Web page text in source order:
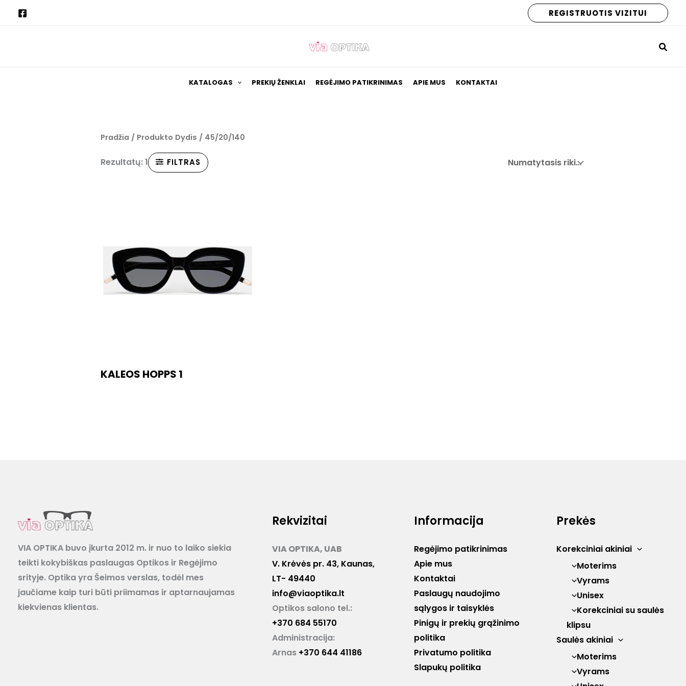
Pereiti
REGISTRUOTIS VIZITUI
KATALOGAS PREKIŲ ŽENKLAI REGĖJIMO PATIKRINIMAS APIE MUS KONTAKTAI
Pradžia / Produkto Dydis / 45/20/140
Rezultatų: 1 FILTRAS
KALEOS HOPPS 1
VIA OPTIKA buvo įkurta 2012 m. ir nuo to laiko siekia
teikti kokybiškas paslaugas Optikos ir Regėjimo
srityje. Optika yra Šeimos verslas, todėl mes
jaučiame kaip turi būti priimamas ir aptarnaujamas
kiekvienas klientas.
Rekvizitai
VIA OPTIKA, UAB
V. Krėvės pr. 43, Kaunas,
LT- 49440
info@viaoptika.lt
Optikos salono tel.:
+370 684 55170
Administracija:
Arnas +370 644 41186
Informacija
Regėjimo patikrinimas
Apie mus
Kontaktai
Paslaugų naudojimo
sąlygos ir taisyklės
Pinigų ir prekių grąžinimo
politika
Privatumo politika
Slapukų politika
Prekės
Korekciniai akiniai
Moterims
Vyrams
Unisex
Korekciniai su saulės
klipsu
Saulės akiniai
Moterims
Vyrams